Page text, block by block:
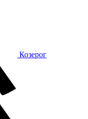
Козерог